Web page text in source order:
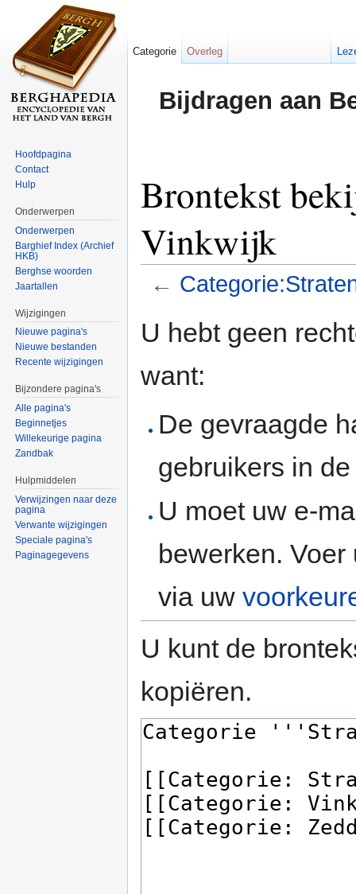
Bijdragen aan
Brontekst
Vinkwijk
←
U hebt geen
want:
De gevraagde
gebruikers in
U moet uw e-
bewerken.
via uw
U kunt de
kopiëren.
Categorie Overleg
Hoofdpagina
Contact
Hulp
Onderwerpen
Onderwerpen
Barghief Index (Archief
HKB)
Berghse woorden
Jaartallen
Wijzigingen
Nieuwe pagina's
Nieuwe bestanden
Recente wijzigingen
Bijzondere pagina's
Alle pagina's
Beginnetjes
Willekeurige pagina
Zandbak
Hulpmiddelen
Verwijzingen naar deze
pagina
Verwante wijzigingen
Speciale pagina's
Paginagegevens